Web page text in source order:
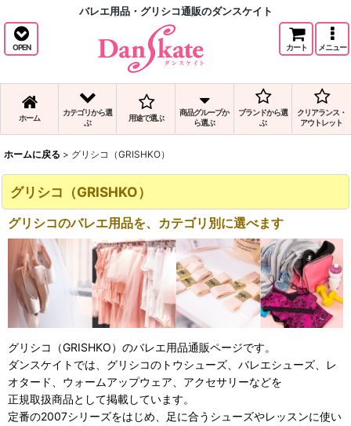
バレエ用品・グリシコ通販のダンスケイト
OPEN カート メニュー
ホーム
カテゴリから選
ぶ
用途で選ぶ
商品グループか
ら選ぶ
ブランドから選
ぶ
クリアランス・
アウトレット
ホームに戻る > グリシコ（GRISHKO）
グリシコ（GRISHKO）
グリシコのバレエ用品を、カテゴリ別に選べます
グリシコ（GRISHKO）のバレエ用品通販ページです。
ダンスケイトでは、グリシコのトウシューズ、バレエシューズ、レ
オタード、ウォームアップウェア、アクセサリーなどを
正規取扱商品として掲載しています。
定番の2007シリーズをはじめ、足に合うシューズやレッスンに使い